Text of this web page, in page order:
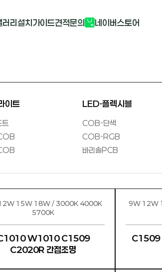
러리설치가이드견적문의 네이버스토어
이트
트
LED·플렉시블
COB-단색
COB-RGB
바리솔PCB
15W 18W / 3000K 4000K
5700K
W1010 C1509
C2020R 간접조명
9W 12W 15W